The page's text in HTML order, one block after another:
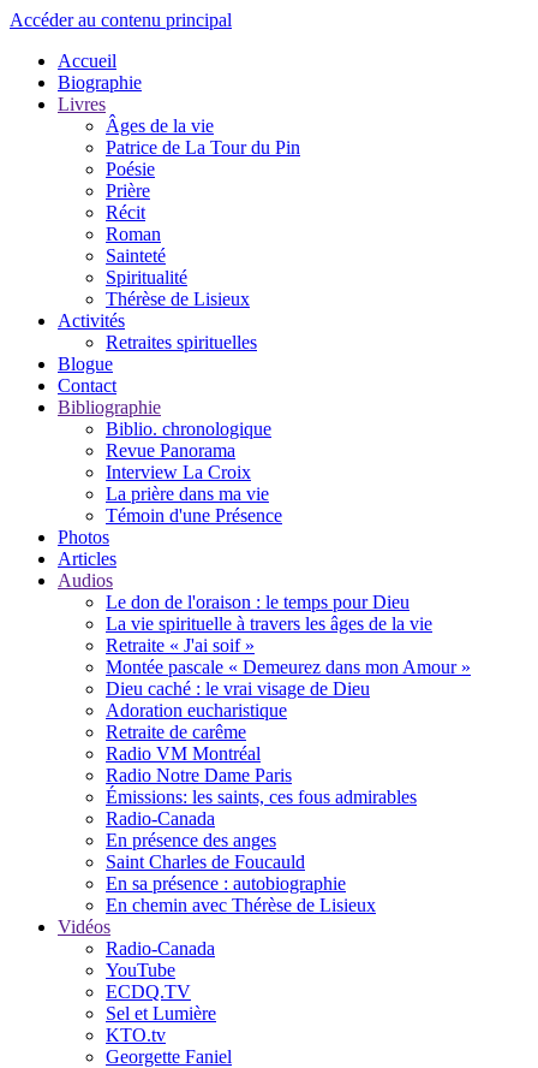
Accéder au contenu principal
Accueil
Biographie
Livres
Âges de la vie
Patrice de La Tour du Pin
Poésie
Prière
Récit
Roman
Sainteté
Spiritualité
Thérèse de Lisieux
Activités
Retraites spirituelles
Blogue
Contact
Bibliographie
Biblio. chronologique
Revue Panorama
Interview La Croix
La prière dans ma vie
Témoin d'une Présence
Photos
Articles
Audios
Le don de l'oraison : le temps pour Dieu
La vie spirituelle à travers les âges de la vie
Retraite « J'ai soif »
Montée pascale « Demeurez dans mon Amour »
Dieu caché : le vrai visage de Dieu
Adoration eucharistique
Retraite de carême
Radio VM Montréal
Radio Notre Dame Paris
Émissions: les saints, ces fous admirables
Radio-Canada
En présence des anges
Saint Charles de Foucauld
En sa présence : autobiographie
En chemin avec Thérèse de Lisieux
Vidéos
Radio-Canada
YouTube
ECDQ.TV
Sel et Lumière
KTO.tv
Georgette Faniel